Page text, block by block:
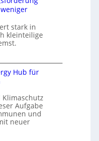
stark in
kleinteilige
Hub für
Aufgabe
und
neuer